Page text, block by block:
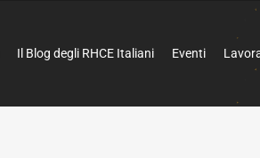
Il Blog degli RHCE Italiani Eventi